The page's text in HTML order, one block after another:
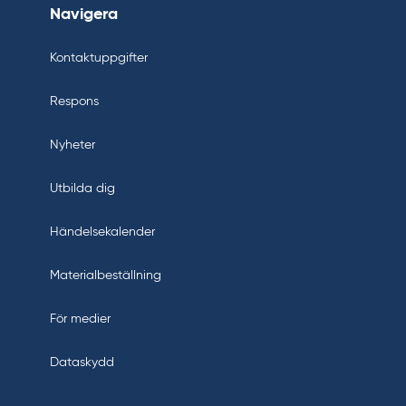
Navigera
Kontaktuppgifter
Respons
Nyheter
Utbilda dig
Händelsekalender
Materialbeställning
För medier
Dataskydd